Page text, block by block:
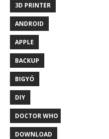
3D PRINTER
ANDROID
APPLE
BACKUP
BIGYÓ
DIY
DOCTOR WHO
DOWNLOAD